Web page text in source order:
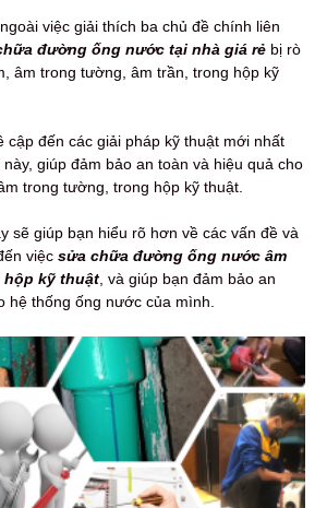
việc giải thích ba chủ đề chính liên
đường ống nước tại nhà giá rẻ bị rò
âm trong tường, âm trần, trong hộp kỹ
cập đến các giải pháp kỹ thuật mới nhất
giúp đảm bảo an toàn và hiệu quả cho
trong tường, trong hộp kỹ thuật.
sẽ giúp bạn hiểu rõ hơn về các vấn đề và
việc sửa chữa đường ống nước âm
hộp kỹ thuật, và giúp bạn đảm bảo an
hệ thống ống nước của mình.